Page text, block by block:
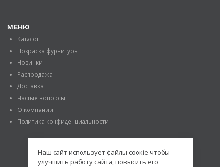
МЕНЮ
Каталог
Покраска фурнитуры
Новинки
Распродажа
Доставка
Частые вопросы
О компании
Политика конфиденциальности
Наш сайт использует файлы соокіе чтобы
улучшить работу сайта, повысить его